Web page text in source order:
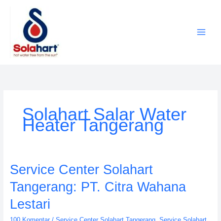
Solahart Salar Water
Heater Tangerang
Service Center Solahart
Tangerang: PT. Citra Wahana
Lestari
Service
Center
Solahart
Tangerang:
PT.